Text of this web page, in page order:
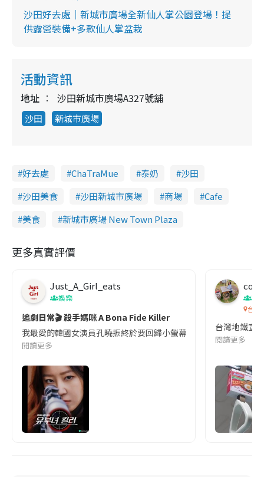
沙田好去處｜新城市廣場全新仙人掌公園登場！提
供露營裝備+多款仙人掌盆栽
活動資訊
地址 沙田新城市廣場A327號舖
沙田 新城市廣場
好去處 ChaTraMue 泰奶
沙田
沙田美食
沙田新城市廣場 商場
Cafe
美食
新城市廣場 New Town Plaza
更多真實評價
Just_A_Girl_eats
娛樂
追劇日常🎬 殺手媽咪 A Bona Fide Killer
我最愛的韓國女演員孔曉振終於要回歸小螢幕啦!這次的劇本改編
閱讀更多
co
吹
台灣
台灣地鐵宣
閱讀更多